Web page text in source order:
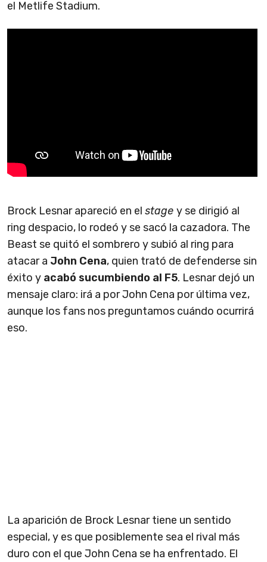
el Metlife Stadium.
Brock Lesnar apareció en el stage y se dirigió al
ring despacio, lo rodeó y se sacó la cazadora. The
Beast se quitó el sombrero y subió al ring para
atacar a John Cena, quien trató de defenderse sin
éxito y acabó sucumbiendo al F5. Lesnar dejó un
mensaje claro: irá a por John Cena por última vez,
aunque los fans nos preguntamos cuándo ocurrirá
eso.
La aparición de Brock Lesnar tiene un sentido
especial, y es que posiblemente sea el rival más
duro con el que John Cena se ha enfrentado. El